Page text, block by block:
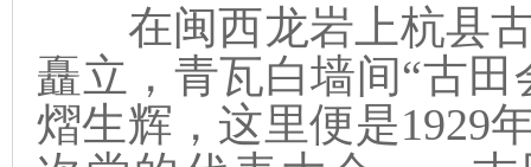
在闽西龙岩上杭县古
矗立，青瓦白墙间“古
熠生辉，这里便是1929